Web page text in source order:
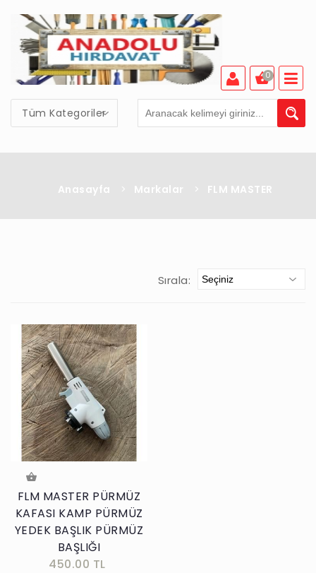
Tüm Kategoriler
0
Anasayfa > Markalar > FLM MASTER
Sırala:
FLM MASTER PÜRMÜZ
KAFASI KAMP PÜRMÜZ
YEDEK BAŞLIK PÜRMÜZ
BAŞLIĞI
450.00 TL